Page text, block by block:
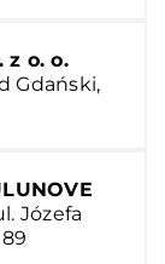
z o. o.
Gdański,
Józefa